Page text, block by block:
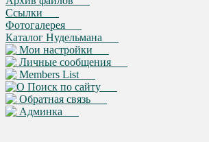
Ссылки
Фотогалерея
Каталог Нудельмана
Мои настройки
Личные сообщения
Members List
Поиск по сайту
Обратная связь
Админка